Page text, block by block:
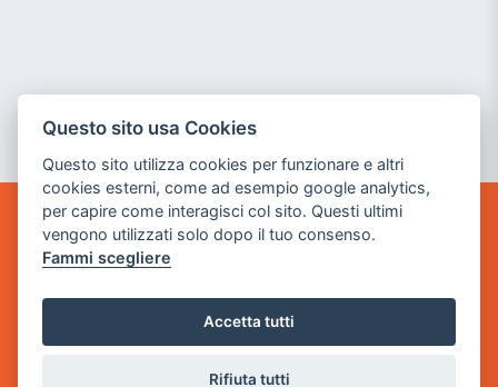
GAME WARP
BY POWER GAME SRL
Sede Legale
via Villaggio dei Platani, 3
- 25014 Castenedolo, Brescia
Questo sito usa Cookies
Questo sito utilizza cookies per funzionare e altri
cookies esterni, come ad esempio google analytics,
per capire come interagisci col sito. Questi ultimi
vengono utilizzati solo dopo il tuo consenso.
Fammi scegliere
Accetta tutti
Rifiuta tutti